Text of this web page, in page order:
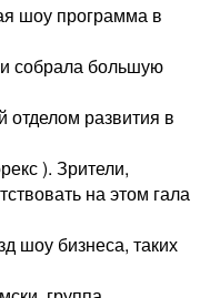
шоу программа в
собрала большую
развития в
). Зрители,
на этом гала
шоу бизнеса, таких